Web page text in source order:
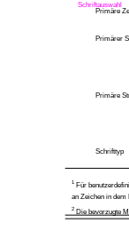
Schriftauswahl
Primäre
Primärer
Primäre
Schrifttyp
1
Für
an Zeichen in dem
2 Die bevorzugte